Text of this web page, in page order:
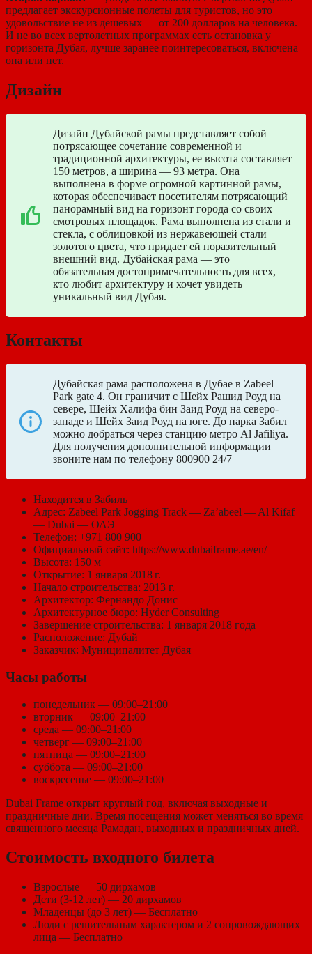
предлагает экскурсионные полеты для туристов, но это
удовольствие не из дешевых — от 200 долларов на человека.
И не во всех вертолетных программах есть остановка у
горизонта Дубая, лучше заранее поинтересоваться, включена
она или нет.
Дизайн
Дизайн Дубайской рамы представляет собой
потрясающее сочетание современной и
традиционной архитектуры, ее высота составляет
150 метров, а ширина — 93 метра. Она
выполнена в форме огромной картинной рамы,
которая обеспечивает посетителям потрясающий
панорамный вид на горизонт города со своих
смотровых площадок. Рама выполнена из стали и
стекла, с облицовкой из нержавеющей стали
золотого цвета, что придает ей поразительный
внешний вид. Дубайская рама — это
обязательная достопримечательность для всех,
кто любит архитектуру и хочет увидеть
уникальный вид Дубая.
Контакты
Дубайская рама расположена в Дубае в Zabeel
Park gate 4. Он граничит с Шейх Рашид Роуд на
севере, Шейх Халифа бин Заид Роуд на северо-
западе и Шейх Заид Роуд на юге. До парка Забил
можно добраться через станцию метро Al Jafiliya.
Для получения дополнительной информации
звоните нам по телефону 800900 24/7
Находится в Забиль
Адрес: Zabeel Park Jogging Track — Za’abeel — Al Kifaf
— Dubai — ОАЭ
Телефон: +971 800 900
Официальный сайт: https://www.dubaiframe.ae/en/
Высота: 150 м
Открытие: 1 января 2018 г.
Начало строительства: 2013 г.
Архитектор: Фернандо Донис
Архитектурное бюро: Hyder Consulting
Завершение строительства: 1 января 2018 года
Расположение: Дубай
Заказчик: Муниципалитет Дубая
Часы работы
понедельник — 09:00–21:00
вторник — 09:00–21:00
среда — 09:00–21:00
четверг — 09:00–21:00
пятница — 09:00–21:00
суббота — 09:00–21:00
воскресенье — 09:00–21:00
Dubai Frame открыт круглый год, включая выходные и
праздничные дни. Время посещения может меняться во время
священного месяца Рамадан, выходных и праздничных дней.
Стоимость входного билета
Взрослые — 50 дирхамов
Дети (3-12 лет) — 20 дирхамов
Младенцы (до 3 лет) — Бесплатно
Люди с решительным характером и 2 сопровождающих
лица — Бесплатно